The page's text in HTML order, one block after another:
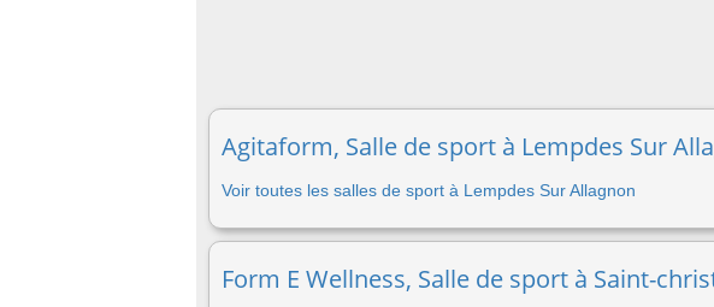
Agitaform, Salle de sport à Lempdes Sur
Voir toutes les salles de sport à Lempdes Sur Allagnon
Form E Wellness, Salle de sport à Saint-